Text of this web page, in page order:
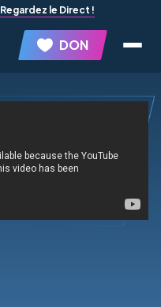
Regardez le Direct !
DON